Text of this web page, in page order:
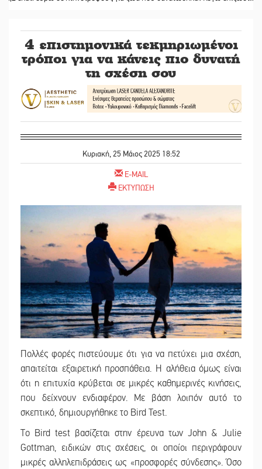
4 επιστημονικά τεκμηριωμένοι
τρόποι για να κάνεις πιο δυνατή
τη σχέση σου
Κυριακή, 25 Μάιος 2025 18:52
E-MAIL
ΕΚΤΥΠΩΣΗ
Πολλές φορές πιστεύουμε ότι για να πετύχει μια σχέση,
απαιτείται εξαιρετική προσπάθεια. Η αλήθεια όμως είναι
ότι η επιτυχία κρύβεται σε μικρές καθημερινές κινήσεις,
που δείχνουν ενδιαφέρον. Με βάση λοιπόν αυτό το
σκεπτικό, δημιουργήθηκε το Bird Test.
Το Bird test βασίζεται στην έρευνα των John & Julie
Gottman, ειδικών στις σχέσεις, οι οποίοι περιγράφουν
μικρές αλληλεπιδράσεις ως «προσφορές σύνδεσης». Όσο